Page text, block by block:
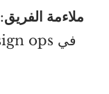
ملاءمة الفريق